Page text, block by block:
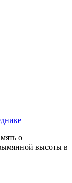
о
высоты в